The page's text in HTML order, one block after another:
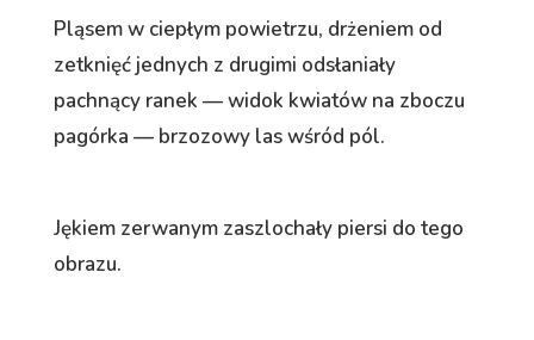
Pląsem w ciepłym powietrzu, drżeniem od
zetknięć jednych z drugimi odsłaniały
pachnący ranek — widok kwiatów na zboczu
pagórka — brzozowy las wśród pól.
Jękiem zerwanym zaszlochały piersi do tego
obrazu.